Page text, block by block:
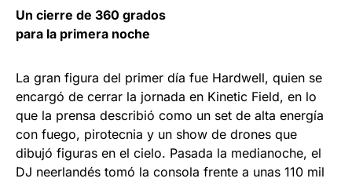
Un cierre de 360 grados
para la primera noche
La gran figura del primer día fue Hardwell, quien se
encargó de cerrar la jornada en Kinetic Field, en lo
que la prensa describió como un set de alta energía
con fuego, pirotecnia y un show de drones que
dibujó figuras en el cielo. Pasada la medianoche, el
DJ neerlandés tomó la consola frente a unas 110 mil